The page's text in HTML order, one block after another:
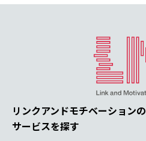
リンクアンドモチベーションの
サービスを探す